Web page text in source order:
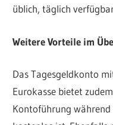
üblich, täglich
Weitere Vorteile im
Das Tagesgeldkonto
Eurokasse bietet
Kontoführung